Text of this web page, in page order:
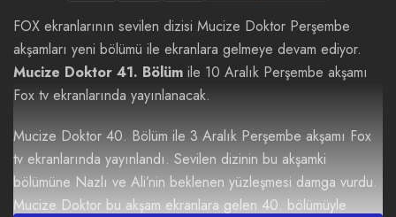
FOX ekranlarının sevilen dizisi Mucize Doktor Perşembe
akşamları yeni bölümü ile ekranlara gelmeye devam ediyor.
Mucize Doktor 41. Bölüm ile 10 Aralık Perşembe akşamı
Fox tv ekranlarında yayınlanacak.
Mucize Doktor 40. Bölüm ile 3 Aralık Perşembe akşamı Fox
tv ekranlarında yayınlandı. Sevilen dizinin bu akşamki
bölümüne Nazlı ve Ali’nin beklenen yüzleşmesi damga vurdu.
Mucize Doktor bu akşam ekranlara gelen 40. bölümüyle